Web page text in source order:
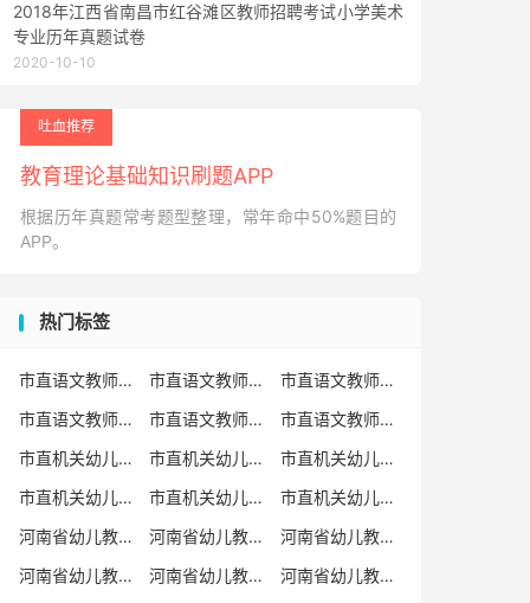
2018年江西省南昌市红谷滩区教师招聘考试小学美术
专业历年真题试卷
2020-10-10
吐血推荐
教育理论基础知识刷题APP
根据历年真题常考题型整理，常年命中50%题目的
APP。
热门标签
市直语文教师招聘 市直语文教师招聘考试真题
市直语文教师招聘考试真题卷
市直语文教师编制考试真题
市直语文教师编制考试真题卷
市直语文教师考试
市直机关幼儿教师招聘
市直机关幼儿教师考试
市直机关幼儿教师招聘考试真题
市直机关幼儿教师招聘考试真题卷
市直机关幼儿教师编制考试真题卷
市直机关幼儿教师编制考试真题
河南省幼儿教师招聘
河南省幼儿教师考试
河南省幼儿教师招聘考试真题
河南省幼儿教师招聘考试真题卷
河南省幼儿教师编制考试真题
河南省幼儿教师编制考试真题卷